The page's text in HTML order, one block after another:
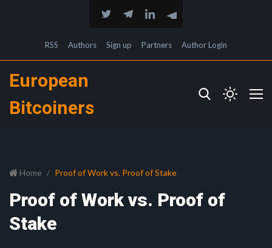
RSS Authors Sign up Partners Author Login
European
Bitcoiners
Home Proof of Work vs. Proof of Stake
Proof of Work vs. Proof of
Stake